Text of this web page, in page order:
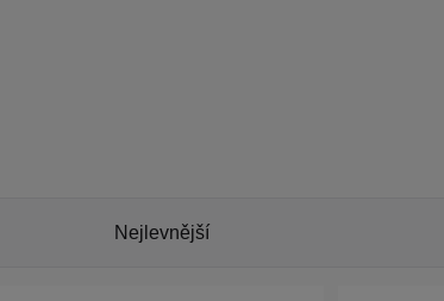
Nejlevnější